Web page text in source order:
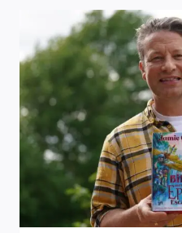
MTV
EUROPE
AWARDS
IN
MANCHESTER